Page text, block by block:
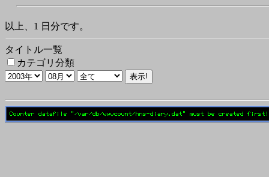
以上、1 日分です。
タイトル一覧
カテゴリ分類